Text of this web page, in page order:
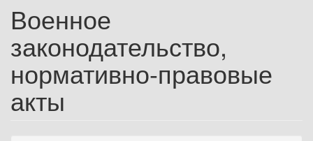
Военное
законодательство,
нормативно-правовые
акты